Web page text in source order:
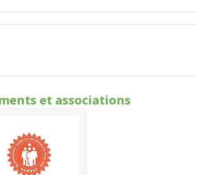
et associations